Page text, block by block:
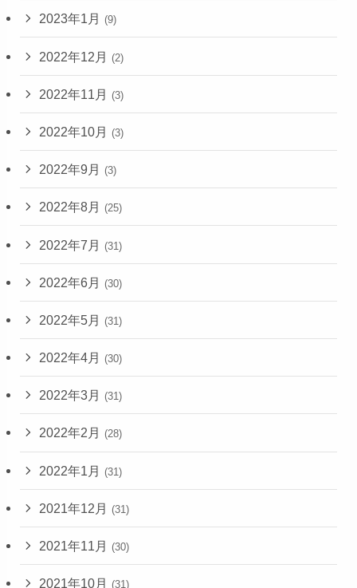
2023年1月 (9)
2022年12月 (2)
2022年11月 (3)
2022年10月 (3)
2022年9月 (3)
2022年8月 (25)
2022年7月 (31)
2022年6月 (30)
2022年5月 (31)
2022年4月 (30)
2022年3月 (31)
2022年2月 (28)
2022年1月 (31)
2021年12月 (31)
2021年11月 (30)
2021年10月 (31)